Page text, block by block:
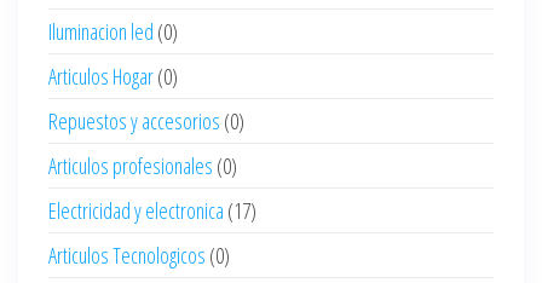
Iluminacion led (0)
Articulos Hogar(0)
Repuestos y accesorios (0)
Articulos profesionales (0)
Electricidad y electronica (17)
Articulos Tecnologicos (0)